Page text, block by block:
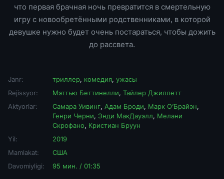
что первая брачная ночь превратится в смертельную
игру с новообретёнными родственниками, в которой
девушке нужно будет очень постараться, чтобы дожить
до рассвета.
Janr: триллер, комедия, ужасы
Rejissyor:
Мэттью Беттинелли, Тайлер Джиллетт
Aktyorlar:
Самара Уивинг, Адам Броди, Марк О’Брайэн,
Генри Черни, Энди МакДауэлл, Мелани
Скрофано, Кристиан Бруун
Yil:
2019
Mamlakat:
США
Davomiyligi:
95 мин. / 01:35